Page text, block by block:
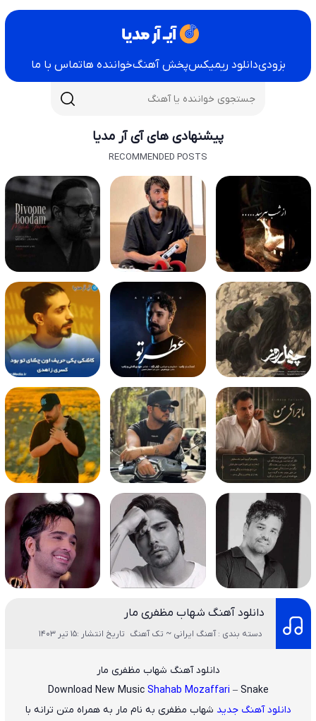
بزودیدانلود ریمیکسپخش آهنگخواننده هاتماس با ما
پیشنهادی های آی آر مدیا
RECOMMENDED POSTS
دانلود آهنگ شهاب مظفری مار
دسته بندی : آهنگ ایرانی ~ تک آهنگ تاریخ انتشار :15 تیر 1403
دانلود آهنگ شهاب مظفری مار
Download New MusicShahab Mozaffari – Snake
دانلود آهنگ جدید شهاب مظفری به نام مار به همراه متن ترانه با